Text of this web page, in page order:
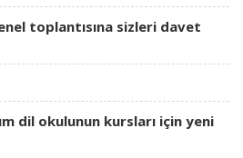
toplantısına sizleri davet
dil okulunun kursları için yeni